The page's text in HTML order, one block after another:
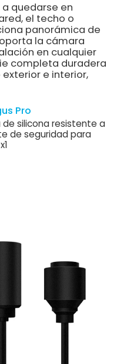
a quedarse en
el techo o
panorámica de
la cámara
en cualquier
completa duradera
e interior,
Pro
silicona resistente a
de seguridad para